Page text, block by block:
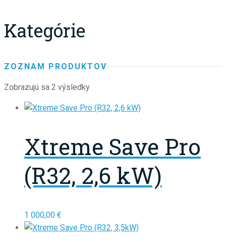
Kategórie
ZOZNAM PRODUKTOV
Zobrazujú sa 2 výsledky
Xtreme Save Pro
(R32, 2,6 kW)
1 000,00 €